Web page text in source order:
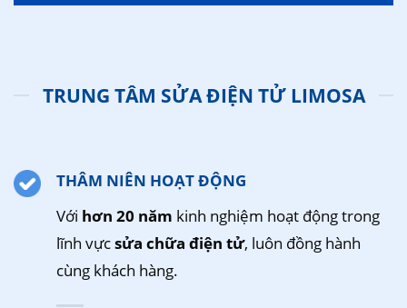
TRUNG TÂM SỬA ĐIỆN TỬ LIMOSA
THÂM NIÊN HOẠT ĐỘNG
Với hơn 20 năm kinh nghiệm hoạt động trong
lĩnh vựcsửa chữa điện tử, luôn đồng hành
cùng khách hàng.